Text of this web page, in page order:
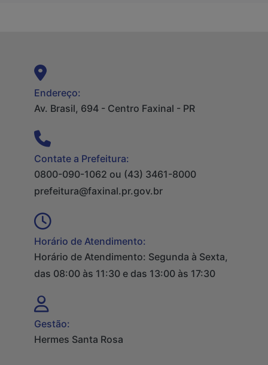
Endereço:
Av. Brasil, 694 - Centro Faxinal - PR
Contate a Prefeitura:
0800-090-1062 ou (43) 3461-8000
prefeitura@faxinal.pr.gov.br
Horário de Atendimento:
Horário de Atendimento: Segunda à Sexta,
das 08:00 às 11:30 e das 13:00 às 17:30
Gestão:
Hermes Santa Rosa